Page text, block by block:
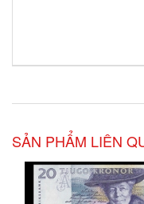
SẢN PHẨM LIÊN